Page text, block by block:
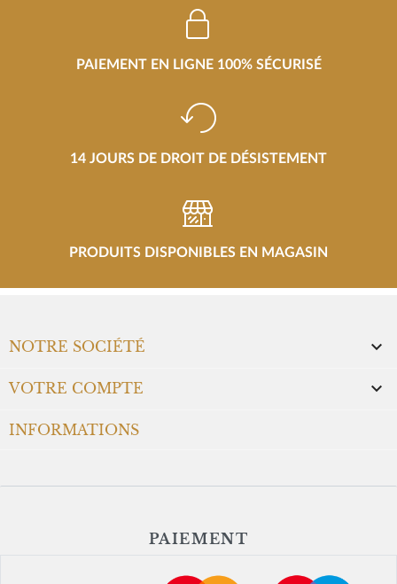
PAIEMENT EN LIGNE 100% SÉCURISÉ
14 JOURS DE DROIT DE DÉSISTEMENT
PRODUITS DISPONIBLES EN MAGASIN
NOTRE SOCIÉTÉ 
VOTRE COMPTE 
INFORMATIONS
PAIEMENT